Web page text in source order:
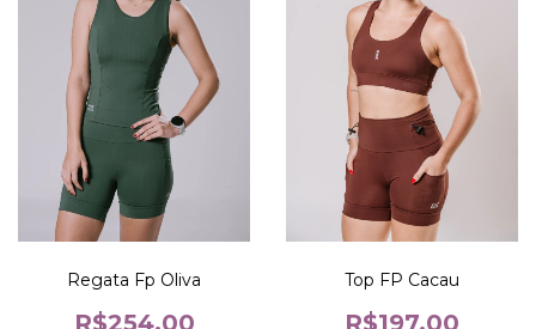
Regata Fp Oliva
R$254,00
Top FP Cacau
R$197,00